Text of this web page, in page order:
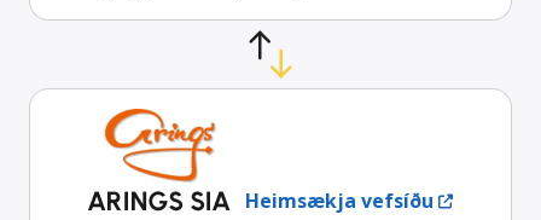
ARINGS SIA Heimsækja vefsíðu